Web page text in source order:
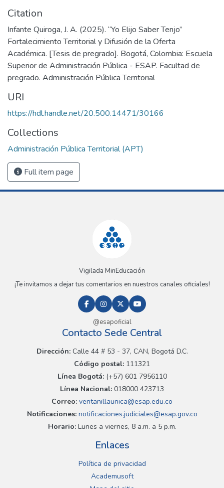
Citation
Infante Quiroga, J. A. (2025). “Yo Elijo Saber Tenjo”
Fortalecimiento Territorial y Difusión de la Oferta
Académica. [Tesis de pregrado]. Bogotá, Colombia: Escuela
Superior de Administración Pública - ESAP. Facultad de
pregrado. Administración Pública Territorial
URI
https://hdl.handle.net/20.500.14471/30166
Collections
Administración Pública Territorial (APT)
Full item page
Vigilada MinEducación
¡Te invitamos a dejar tus comentarios en nuestros canales oficiales!
@esapoficial
Contacto Sede Central
Dirección:Calle 44 # 53 - 37, CAN, Bogotá D.C.
Código postal: 111321
Línea Bogotá:(+57) 601 7956110
Línea Nacional: 018000 423713
Correo: ventanillaunica@esap.edu.co
Notificaciones:notificaciones.judiciales@esap.gov.co
Horario:Lunes a viernes, 8 a.m. a 5 p.m.
Enlaces
Política de privacidad
Academusoft